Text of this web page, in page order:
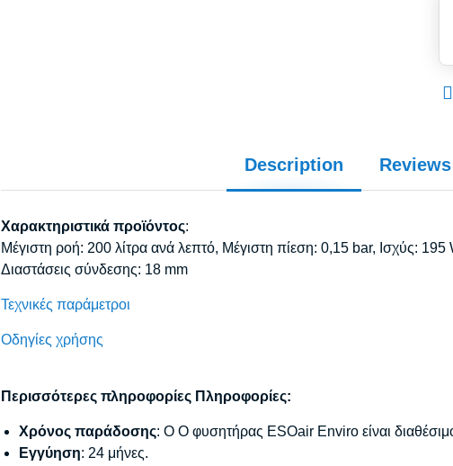
Description Reviews
Χαρακτηριστικά προϊόντος:
Μέγιστη ροή: 200 λίτρα ανά λεπτό, Μέγιστη πίεση: 0,15 bar, Ισχύς:
Διαστάσεις σύνδεσης: 18 mm
Τεχνικές παράμετροι
Οδηγίες χρήσης
Περισσότερες πληροφορίες Πληροφορίες:
Χρόνος παράδοσης: Ο Ο φυσητήρας ESOair Enviro είναι
Εγγύηση: 24 μήνες.